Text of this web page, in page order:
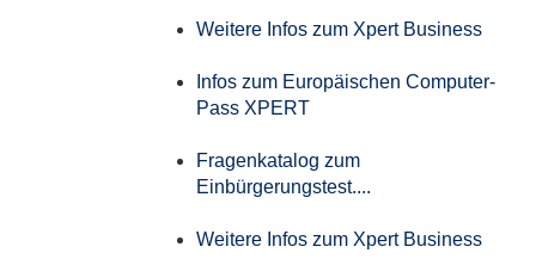
Weitere Infos zum Xpert Business
Infos zum Europäischen Computer-
Pass XPERT
Fragenkatalog zum
Einbürgerungstest....
Weitere Infos zum Xpert Business